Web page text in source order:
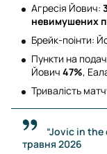
Агресія Йович:
невимушених
Брейк-поінти:
Пункти на
Йович 47%,
Тривалість
“Jovic in
травня 2026